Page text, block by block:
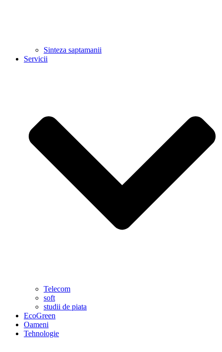
Sinteza saptamanii
Servicii
Telecom
soft
studii de piata
EcoGreen
Oameni
Tehnologie